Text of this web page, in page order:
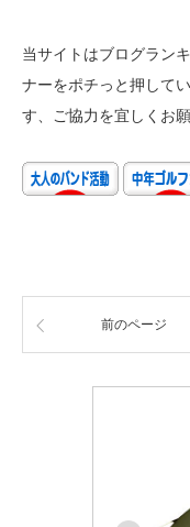
当サイトはブログラン
ナーをポチっと押して
す、ご協力を宜しくお
前のページ